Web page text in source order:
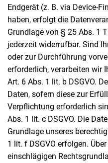
Endgerät (z. B. via Device-
haben, erfolgt die
Grundlage von § 25 Abs. 1
jederzeit widerrufbar. Sind
oder zur Durchführung
erforderlich, verarbeiten wir
Art. 6 Abs. 1 lit. b DSGVO.
Daten, sofern diese zur
Verpflichtung erforderlich
Abs. 1 lit. c DSGVO. Die
Grundlage unseres
1 lit. f DSGVO erfolgen.
einschlägigen